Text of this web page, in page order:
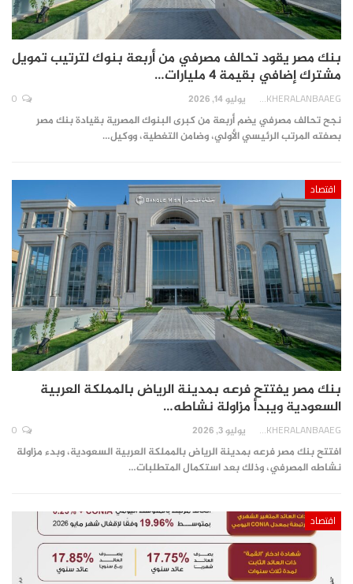
بنك مصر يقود تحالف مصرفي من أربعة بنوك لترتيب تمويل
مشترك إضافي بقيمة 4 مليارات…
AKHERALANBAAEG يوليو 14, 2026
نجح تحالف مصرفي يضم أربعة من كبرى البنوك المصرية بقيادة بنك مصر
بصفته المرتب الرئيسي الأولي، وضامن التغطية، ووكيل…
اقتصاد
بنك مصر يفتتح فرعه بمدينة الرياض بالمملكة العربية
السعودية ويبدأ مزاولة نشاطه…
AKHERALANBAAEG يوليو 3, 2026
افتتح بنك مصر فرعه بمدينة الرياض بالمملكة العربية السعودية، وبدء مزاولة
نشاطه المصرفي، وذلك بعد استكمال المتطلبات…
اقتصاد